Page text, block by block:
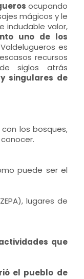
ocupando
mágicos y le
indudable valor,
uno de los
Valdelugueros es
recursos
siglos atrás
singulares de
los bosques,
puede ser el
lugares de
que
el pueblo de